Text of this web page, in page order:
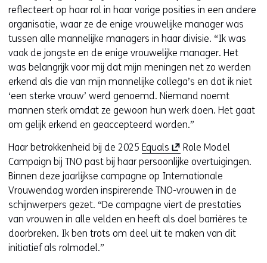
reflecteert op haar rol in haar vorige posities in een andere
organisatie, waar ze de enige vrouwelijke manager was
tussen alle mannelijke managers in haar divisie. “Ik was
vaak de jongste en de enige vrouwelijke manager. Het
was belangrijk voor mij dat mijn meningen net zo werden
erkend als die van mijn mannelijke collega’s en dat ik niet
‘een sterke vrouw’ werd genoemd. Niemand noemt
mannen sterk omdat ze gewoon hun werk doen. Het gaat
om gelijk erkend en geaccepteerd worden.”
Haar betrokkenheid bij de 2025 Equals (
o
p
e
n
t
i
Role Model
Campaign bij TNO past bij haar persoonlijke overtuigingen.
Binnen deze jaarlijkse campagne op Internationale
Vrouwendag worden inspirerende TNO-vrouwen in de
schijnwerpers gezet. “De campagne viert de prestaties
van vrouwen in alle velden en heeft als doel barrières te
doorbreken. Ik ben trots om deel uit te maken van dit
initiatief als rolmodel.”